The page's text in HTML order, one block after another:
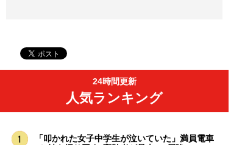
24時間更新
人気ランキング
「叩かれた女子中学生が泣いていた」満員電車